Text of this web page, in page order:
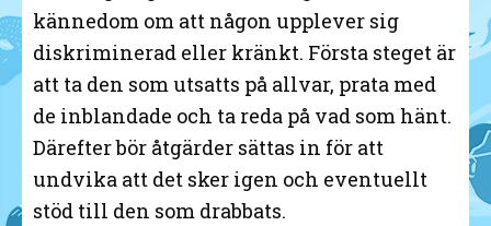
kännedom om att någon upplever sig
diskriminerad eller kränkt. Första steget är
att ta den som utsatts på allvar, prata med
de inblandade och ta reda på vad som hänt.
Därefter bör åtgärder sättas in för att
undvika att det sker igen och eventuellt
stöd till den som drabbats.